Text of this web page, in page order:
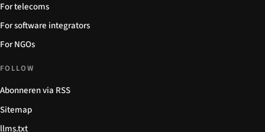
For telecoms
For software integrators
For NGOs
FOLLOW
Abonneren via RSS
Sitemap
llms.txt